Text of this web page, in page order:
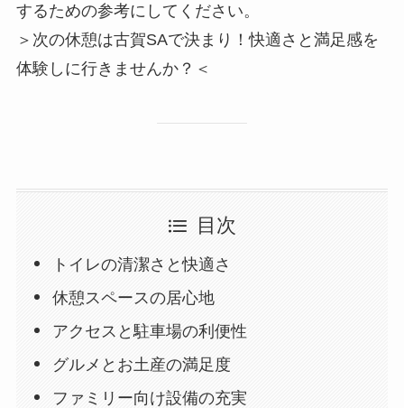
するための参考にしてください。
＞次の休憩は古賀SAで決まり！快適さと満足感を
体験しに行きませんか？＜
目次
トイレの清潔さと快適さ
休憩スペースの居心地
アクセスと駐車場の利便性
グルメとお土産の満足度
ファミリー向け設備の充実